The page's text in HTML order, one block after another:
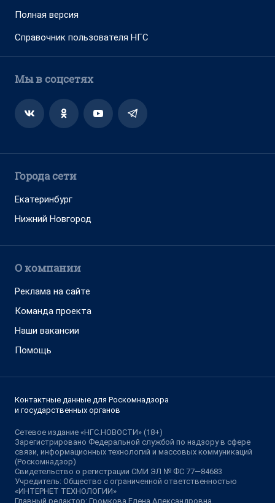
Полная версия
Справочник пользователя НГС
Мы в соцсетях
Города сети
Екатеринбург
Нижний Новгород
О компании
Реклама на сайте
Команда проекта
Наши вакансии
Помощь
Контактные данные для Роскомнадзора
и государственных органов
Сетевое издание «НГС.НОВОСТИ» (18+)
Зарегистрировано Федеральной службой по надзору в сфере
связи, информационных технологий и массовых коммуникаций
(Роскомнадзор)
Свидетельство о регистрации СМИ ЭЛ № ФС 77—84683
Учредитель: Общество с ограниченной ответственностью
«ИНТЕРНЕТ ТЕХНОЛОГИИ»
Главный редактор: Громкова Елена Александровна